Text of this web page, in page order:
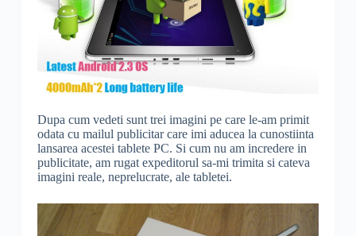
Dupa cum vedeti sunt trei imagini pe care le-am primit
odata cu mailul publicitar care imi aducea la cunostiinta
lansarea acestei tablete PC. Si cum nu am incredere in
publicitate, am rugat expeditorul sa-mi trimita si cateva
imagini reale, neprelucrate, ale tabletei.